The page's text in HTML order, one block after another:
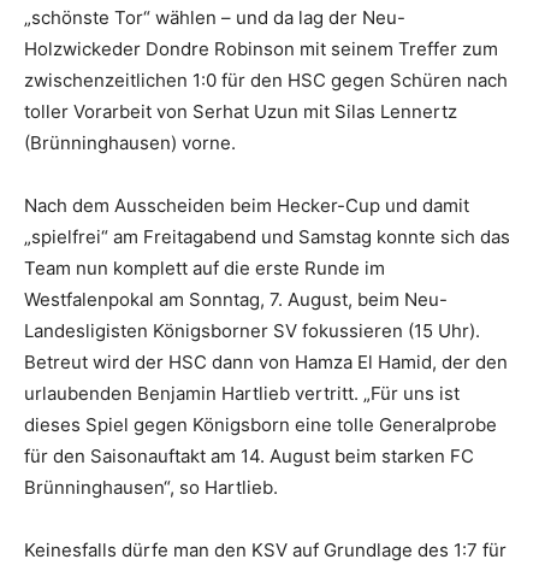
„schönste Tor“ wählen – und da lag der Neu-
Holzwickeder Dondre Robinson mit seinem Treffer zum
zwischenzeitlichen 1:0 für den HSC gegen Schüren nach
toller Vorarbeit von Serhat Uzun mit Silas Lennertz
(Brünninghausen) vorne.
Nach dem Ausscheiden beim Hecker-Cup und damit
„spielfrei“ am Freitagabend und Samstag konnte sich das
Team nun komplett auf die erste Runde im
Westfalenpokal am Sonntag, 7. August, beim Neu-
Landesligisten Königsborner SV fokussieren (15 Uhr).
Betreut wird der HSC dann von Hamza El Hamid, der den
urlaubenden Benjamin Hartlieb vertritt. „Für uns ist
dieses Spiel gegen Königsborn eine tolle Generalprobe
für den Saisonauftakt am 14. August beim starken FC
Brünninghausen“, so Hartlieb.
Keinesfalls dürfe man den KSV auf Grundlage des 1:7 für